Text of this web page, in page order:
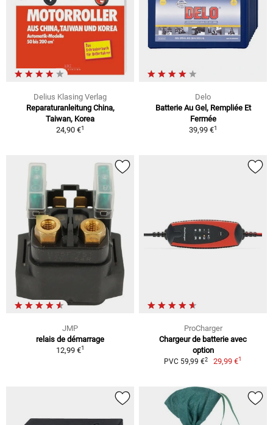
Delius Klasing Verlag
Reparaturanleitung China,
Taiwan, Korea
24,90 €1
Delo
Batterie Au Gel, Rempliée Et
Fermée
39,99 €1
JMP
relais de démarrage
12,99 €1
ProCharger
Chargeur de batterie avec
option
PVC 59,99 €2 29,99 €1